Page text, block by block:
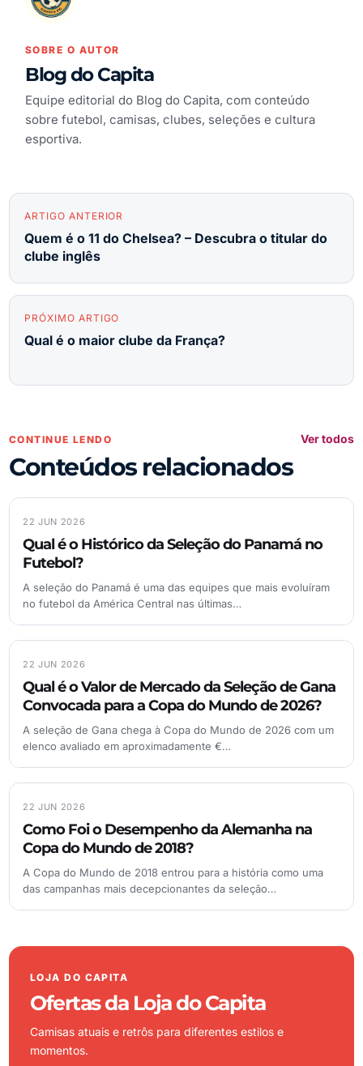
SOBRE O AUTOR
Blog do Capita
Equipe editorial do Blog do Capita, com conteúdo
sobre futebol, camisas, clubes, seleções e cultura
esportiva.
ARTIGO ANTERIOR
Quem é o 11 do Chelsea? – Descubra o titular do
clube inglês
PRÓXIMO ARTIGO
Qual é o maior clube da França?
CONTINUE LENDO
Conteúdos relacionados
Ver todos
22 JUN 2026
Qual é o Histórico da Seleção do Panamá no
Futebol?
A seleção do Panamá é uma das equipes que mais evoluíram
no futebol da América Central nas últimas…
22 JUN 2026
Qual é o Valor de Mercado da Seleção de Gana
Convocada para a Copa do Mundo de 2026?
A seleção de Gana chega à Copa do Mundo de 2026 com um
elenco avaliado em aproximadamente €…
22 JUN 2026
Como Foi o Desempenho da Alemanha na
Copa do Mundo de 2018?
A Copa do Mundo de 2018 entrou para a história como uma
das campanhas mais decepcionantes da seleção…
LOJA DO CAPITA
Ofertas da Loja do Capita
Camisas atuais e retrôs para diferentes estilos e
momentos.